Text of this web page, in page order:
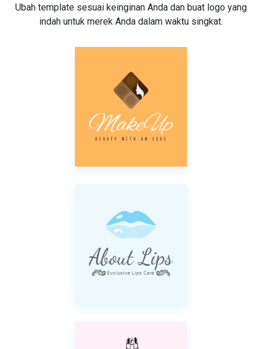
Ubah template sesuai keinginan Anda dan buat logo yang
indah untuk merek Anda dalam waktu singkat.